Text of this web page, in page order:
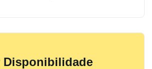
Disponibilidade